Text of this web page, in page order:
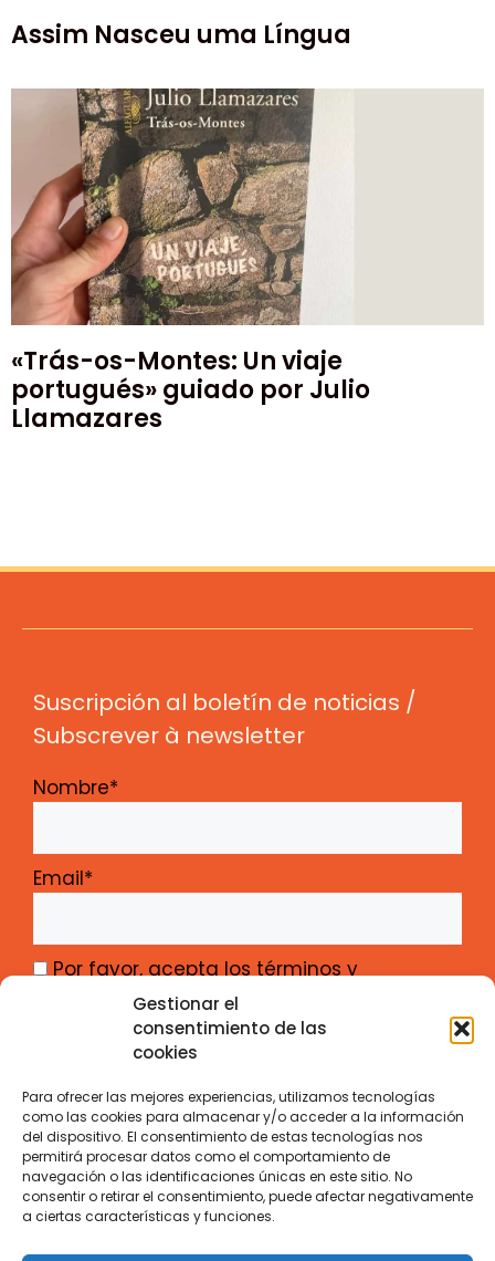
Gestionar el
consentimiento de las
cookies
Para ofrecer las mejores experiencias, utilizamos tecnologías
como las cookies para almacenar y/o acceder a la información
del dispositivo. El consentimiento de estas tecnologías nos
permitirá procesar datos como el comportamiento de
navegación o las identificaciones únicas en este sitio. No
consentir o retirar el consentimiento, puede afectar negativamente
a ciertas características y funciones.
Assim Nasceu uma Língua
«Trás-os-Montes: Un viaje
portugués» guiado por Julio
Llamazares
Suscripción al boletín de noticias /
Subscrever à newsletter
Nombre*
Email*
Por favor, acepta los términos y
condiciones
Gabinete de Iniciativas Transfronterizas –
Junta de Castilla y León
Calle Santiago Alba 1 – ES-47008 Valladolid